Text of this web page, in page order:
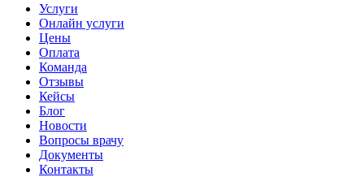
Услуги
Онлайн услуги
Цены
Оплата
Команда
Отзывы
Кейсы
Блог
Новости
Вопросы врачу
Документы
Контакты